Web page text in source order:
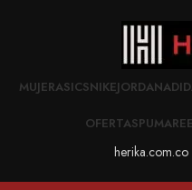
MUJERASICSNIKEJORDAN
OFERTASPUMA